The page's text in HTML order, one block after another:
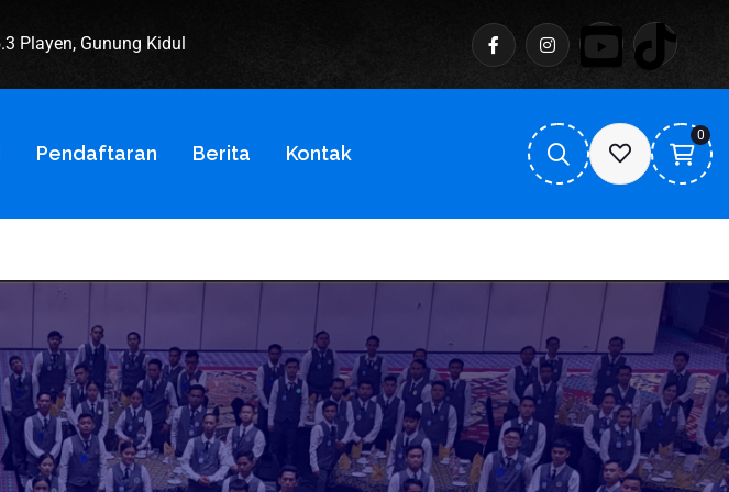
Playen, Gunung Kidul
Pendaftaran Berita Kontak
0